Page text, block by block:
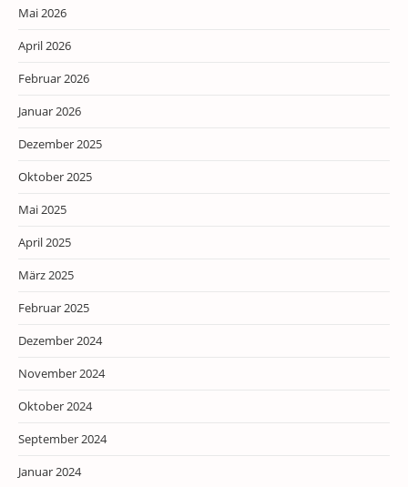
Mai 2026
April 2026
Februar 2026
Januar 2026
Dezember 2025
Oktober 2025
Mai 2025
April 2025
März 2025
Februar 2025
Dezember 2024
November 2024
Oktober 2024
September 2024
Januar 2024